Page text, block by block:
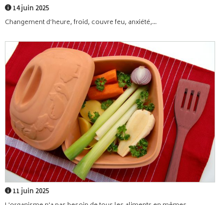
14 juin 2025
Changement d’heure, froid, couvre feu, anxiété,...
11 juin 2025